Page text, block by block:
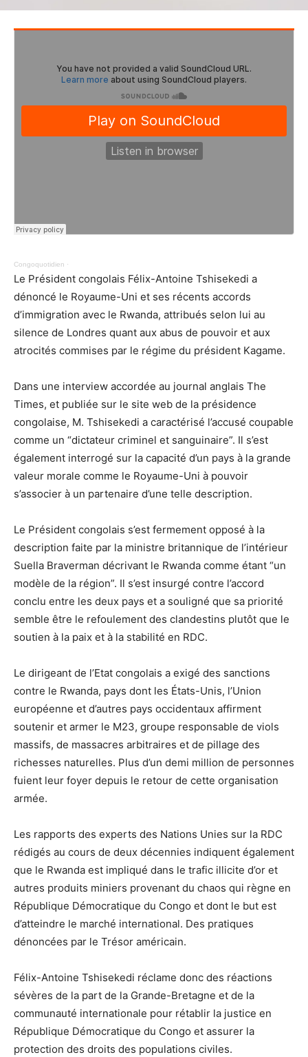
Congoquotidien ·
Le Président congolais Félix-Antoine Tshisekedi a
dénoncé le Royaume-Uni et ses récents accords
d’immigration avec le Rwanda, attribués selon lui au
silence de Londres quant aux abus de pouvoir et aux
atrocités commises par le régime du président Kagame.
Dans une interview accordée au journal anglais The
Times, et publiée sur le site web de la présidence
congolaise, M. Tshisekedi a caractérisé l’accusé coupable
comme un “dictateur criminel et sanguinaire”. Il s’est
également interrogé sur la capacité d’un pays à la grande
valeur morale comme le Royaume-Uni à pouvoir
s’associer à un partenaire d’une telle description.
Le Président congolais s’est fermement opposé à la
description faite par la ministre britannique de l’intérieur
Suella Braverman décrivant le Rwanda comme étant “un
modèle de la région”. Il s’est insurgé contre l’accord
conclu entre les deux pays et a souligné que sa priorité
semble être le refoulement des clandestins plutôt que le
soutien à la paix et à la stabilité en RDC.
Le dirigeant de l’Etat congolais a exigé des sanctions
contre le Rwanda, pays dont les États-Unis, l’Union
européenne et d’autres pays occidentaux affirment
soutenir et armer le M23, groupe responsable de viols
massifs, de massacres arbitraires et de pillage des
richesses naturelles. Plus d’un demi million de personnes
fuient leur foyer depuis le retour de cette organisation
armée.
Les rapports des experts des Nations Unies sur la RDC
rédigés au cours de deux décennies indiquent également
que le Rwanda est impliqué dans le trafic illicite d’or et
autres produits miniers provenant du chaos qui règne en
République Démocratique du Congo et dont le but est
d’atteindre le marché international. Des pratiques
dénoncées par le Trésor américain.
Félix-Antoine Tshisekedi réclame donc des réactions
sévères de la part de la Grande-Bretagne et de la
communauté internationale pour rétablir la justice en
République Démocratique du Congo et assurer la
protection des droits des populations civiles.